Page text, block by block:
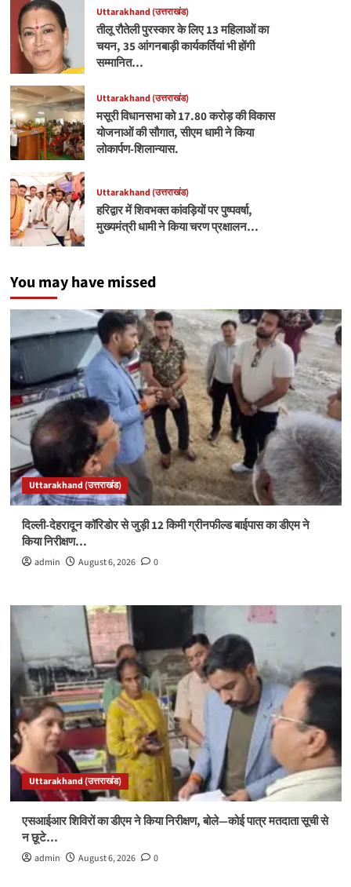
Uttarakhand (उत्तराखंड)
तीलू रौतेली पुरस्कार के लिए 13 महिलाओं का
चयन, 35 आंगनबाड़ी कार्यकर्तियां भी होंगी
सम्मानित…
Uttarakhand (उत्तराखंड)
मसूरी विधानसभा को 17.80 करोड़ की विकास
योजनाओं की सौगात, सीएम धामी ने किया
लोकार्पण-शिलान्यास.
Uttarakhand (उत्तराखंड)
हरिद्वार में शिवभक्त कांवड़ियों पर पुष्पवर्षा,
मुख्यमंत्री धामी ने किया चरण प्रक्षालन…
You may have missed
Uttarakhand (उत्तराखंड)
दिल्ली-देहरादून कॉरिडोर से जुड़ी 12 किमी ग्रीनफील्ड बाईपास का डीएम ने
किया निरीक्षण…
admin August 6, 2026 0
Uttarakhand (उत्तराखंड)
एसआईआर शिविरों का डीएम ने किया निरीक्षण, बोले—कोई पात्र मतदाता सूची से
न छूटे…
admin August 6, 2026 0